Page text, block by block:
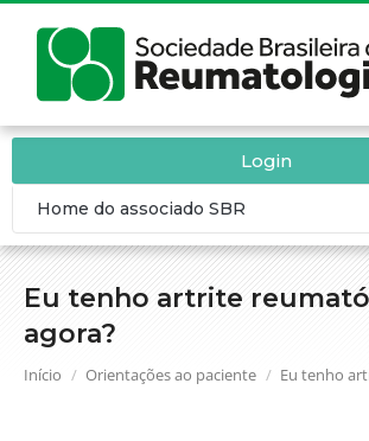
Eu tenho artrite
agora?
Você está aqui:
Início Orientações ao paciente Eu tenho
Login
Home do associado SBR